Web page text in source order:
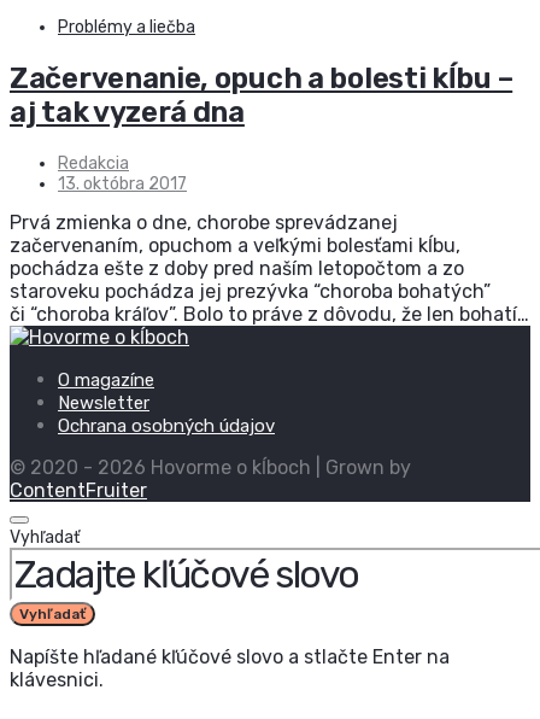
Problémy a liečba
Začervenanie, opuch a bolesti kĺbu –
aj tak vyzerá dna
Redakcia
13. októbra 2017
Prvá zmienka o dne, chorobe sprevádzanej
začervenaním, opuchom a veľkými bolesťami kĺbu,
pochádza ešte z doby pred naším letopočtom a zo
staroveku pochádza jej prezývka “choroba bohatých”
či “choroba kráľov”. Bolo to práve z dôvodu, že len bohatí…
O magazíne
Newsletter
Ochrana osobných údajov
© 2020 - 2026 Hovorme o kĺboch | Grown by
ContentFruiter
Vyhľadať
Vyhľadať
Napíšte hľadané kľúčové slovo a stlačte Enter na
klávesnici.